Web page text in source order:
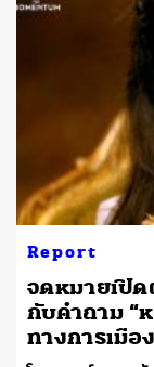
Report
จดหมายเปิ
กับคำถาม “ห
ทางการเมือ